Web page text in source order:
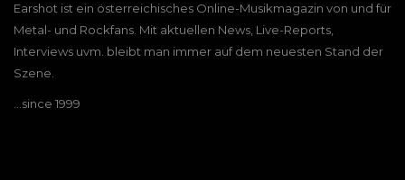
Earshot ist ein österreichisches Online-Musikmagazin von und für
Metal- und Rockfans. Mit aktuellen News, Live-Reports,
Interviews uvm. bleibt man immer auf dem neuesten Stand der
Szene.
…since 1999